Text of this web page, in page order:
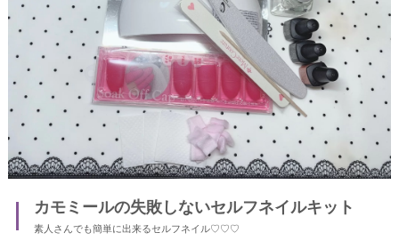
カモミールの失敗しないセルフネイルキット
素人さんでも簡単に出来るセルフネイル♡♡♡